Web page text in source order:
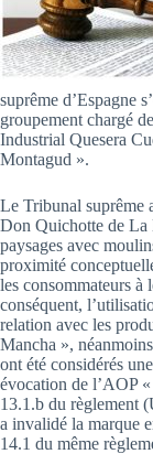
suprême d’Espagne
groupement chargé
Industrial Quesera
Montagud ».
Le Tribunal suprême
Don Quichotte de La
paysages avec
proximité
les consommateurs à
conséquent,
relation avec les
Mancha »,
ont été considérés
évocation de l’AOP
13.1.b du règlement
a invalidé la marque
14.1 du même